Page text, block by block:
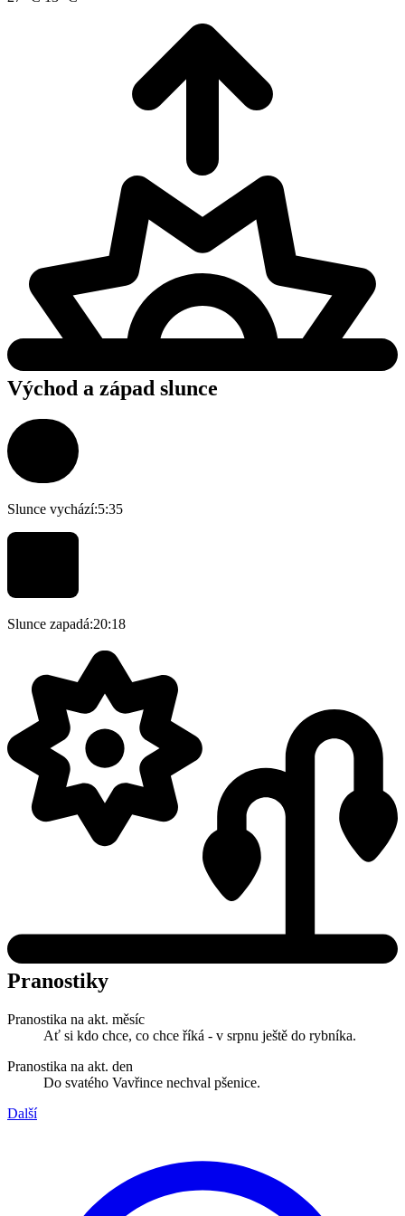
Východ a západ slunce
Slunce vychází:5:35
Slunce zapadá:20:18
Pranostiky
Pranostika na akt. měsíc
Ať si kdo chce, co chce říká - v srpnu ještě do rybníka.
Pranostika na akt. den
Do svatého Vavřince nechval pšenice.
Další